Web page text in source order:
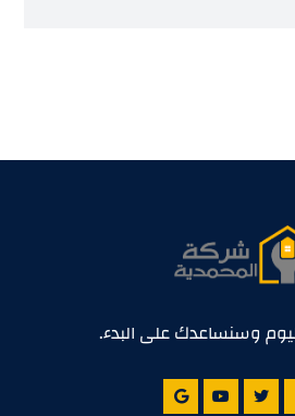
وسنساعدك على البدء.